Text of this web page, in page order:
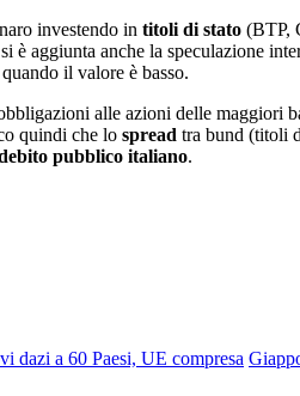
investendo in titoli di stato (BTP,
è aggiunta anche la speculazione
il valore è basso.
alle azioni delle maggiori
quindi che lo spread tra bund (titoli
pubblico italiano.
dazi a 60 Paesi, UE compresa